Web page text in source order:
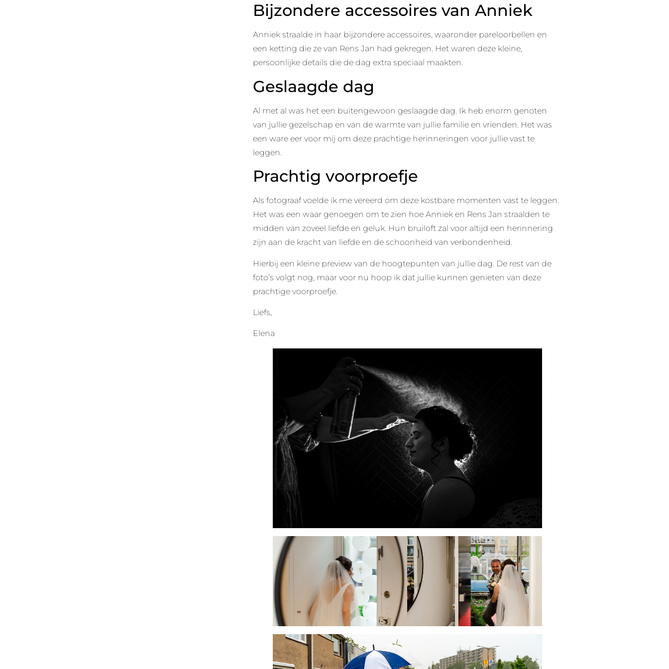
Bijzondere accessoires van Anniek
Anniek straalde in haar bijzondere accessoires, waaronder pareloorbellen en
een ketting die ze van Rens Jan had gekregen. Het waren deze kleine,
persoonlijke details die de dag extra speciaal maakten.
Geslaagde dag
Al met al was het een buitengewoon geslaagde dag. Ik heb enorm genoten
van jullie gezelschap en van de warmte van jullie familie en vrienden. Het was
een ware eer voor mij om deze prachtige herinneringen voor jullie vast te
leggen.
Prachtig voorproefje
Als fotograaf voelde ik me vereerd om deze kostbare momenten vast te leggen.
Het was een waar genoegen om te zien hoe Anniek en Rens Jan straalden te
midden van zoveel liefde en geluk. Hun bruiloft zal voor altijd een herinnering
zijn aan de kracht van liefde en de schoonheid van verbondenheid.
Hierbij een kleine preview van de hoogtepunten van jullie dag. De rest van de
foto’s volgt nog, maar voor nu hoop ik dat jullie kunnen genieten van deze
prachtige voorproefje.
Liefs,
Elena